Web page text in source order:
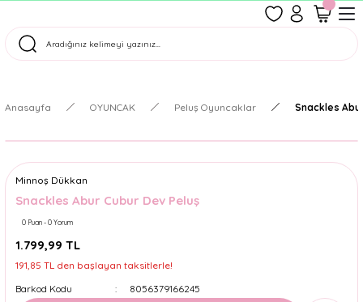
Tüm Siparişler Aynı Gün Kargoda!
Anasayfa OYUNCAK Peluş Oyuncaklar Snackles
Minnoş Dükkan
Snackles Abur Cubur Dev Peluş
0 Puan - 0 Yorum
1.799,99 TL
191,85 TL den başlayan taksitlerle!
Barkod Kodu
8056379166245